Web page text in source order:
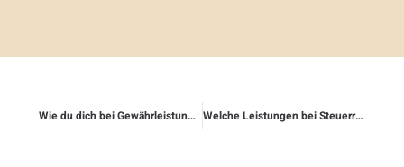
Wie du dich bei Gewährleistungsmängeln im Bau absicherst Welche Leistungen bei Steuerrechtsschutz dabei sind